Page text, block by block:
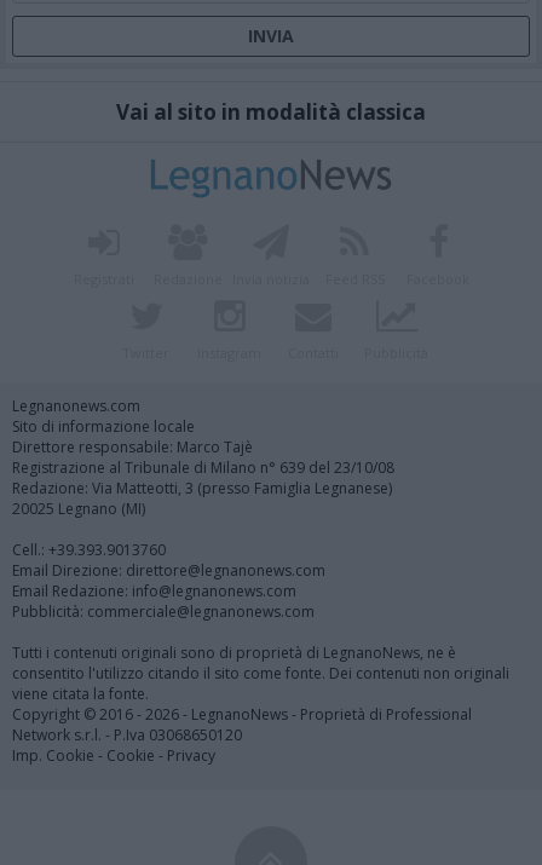
Vai al sito in modalità classica
Legnanonews.com
Sito di informazione locale
Direttore responsabile: Marco Tajè
Registrazione al Tribunale di Milano n° 639 del 23/10/08
Redazione: Via Matteotti, 3 (presso Famiglia Legnanese)
20025 Legnano (MI)
Cell.: +39.393.9013760
Email Direzione: direttore@legnanonews.com
Email Redazione: info@legnanonews.com
Pubblicità: commerciale@legnanonews.com
Tutti i contenuti originali sono di proprietà di LegnanoNews, ne è
consentito l'utilizzo citando il sito come fonte. Dei contenuti non originali
viene citata la fonte.
Copyright © 2016 - 2026 - LegnanoNews - Proprietà di Professional
Network s.r.l. - P.Iva 03068650120
Imp. Cookie - Cookie - Privacy